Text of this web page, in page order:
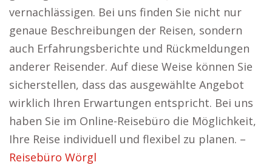
vernachlässigen. Bei uns finden Sie nicht nur
genaue Beschreibungen der Reisen, sondern
auch Erfahrungsberichte und Rückmeldungen
anderer Reisender. Auf diese Weise können Sie
sicherstellen, dass das ausgewählte Angebot
wirklich Ihren Erwartungen entspricht. Bei uns
haben Sie im Online-Reisebüro die Möglichkeit,
Ihre Reise individuell und flexibel zu planen. –
Reisebüro Wörgl